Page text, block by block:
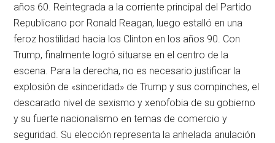
años 60. Reintegrada a la corriente principal del Partido
Republicano por Ronald Reagan, luego estalló en una
feroz hostilidad hacia los Clinton en los años 90. Con
Trump, finalmente logró situarse en el centro de la
escena. Para la derecha, no es necesario justificar la
explosión de «sinceridad» de Trump y sus compinches, el
descarado nivel de sexismo y xenofobia de su gobierno
y su fuerte nacionalismo en temas de comercio y
seguridad. Su elección representa la anhelada anulación